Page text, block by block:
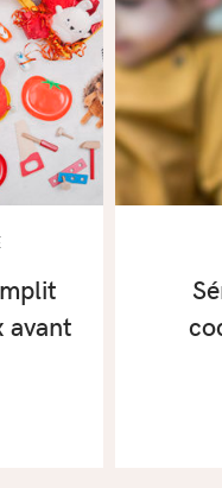
avant